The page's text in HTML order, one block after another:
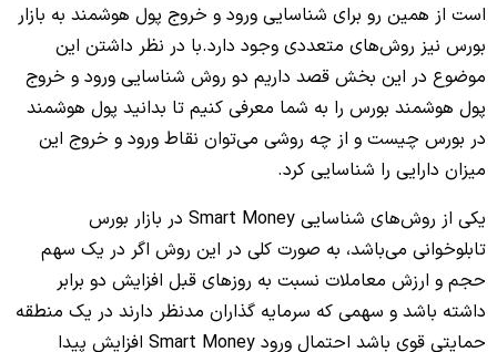
است از همین رو برای شناسایی ورود و خروج پول هوشمند به بازار
بورس نیز روش‌های متعددی وجود دارد.با در نظر داشتن این
موضوع در این بخش قصد داریم دو روش شناسایی ورود و خروج
پول هوشمند بورس را به شما معرفی کنیم تا بدانید پول هوشمند
در بورس چیست و از چه روشی می‌توان نقاط ورود و خروج این
میزان دارایی را شناسایی کرد.
یکی از روش‌های شناسایی Smart Money در بازار بورس
تابلوخوانی می‌باشد، به صورت کلی در این روش اگر در یک سهم
حجم و ارزش معاملات نسبت به روزهای قبل افزایش دو برابر
داشته باشد و سهمی که سرمایه گذاران مدنظر دارند در یک منطقه
حمایتی قوی باشد احتمال ورود Smart Money افزایش پیدا